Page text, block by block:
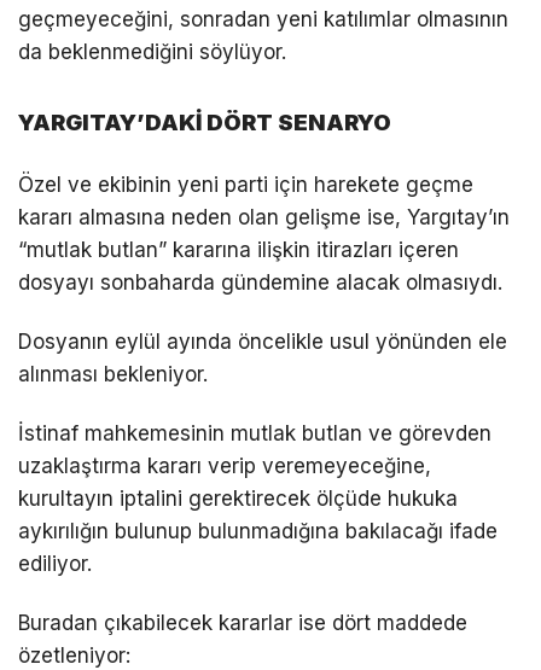
geçmeyeceğini, sonradan yeni katılımlar olmasının
da beklenmediğini söylüyor.
YARGITAY’DAKİ DÖRT SENARYO
Özel ve ekibinin yeni parti için harekete geçme
kararı almasına neden olan gelişme ise, Yargıtay’ın
“mutlak butlan” kararına ilişkin itirazları içeren
dosyayı sonbaharda gündemine alacak olmasıydı.
Dosyanın eylül ayında öncelikle usul yönünden ele
alınması bekleniyor.
İstinaf mahkemesinin mutlak butlan ve görevden
uzaklaştırma kararı verip veremeyeceğine,
kurultayın iptalini gerektirecek ölçüde hukuka
aykırılığın bulunup bulunmadığına bakılacağı ifade
ediliyor.
Buradan çıkabilecek kararlar ise dört maddede
özetleniyor: